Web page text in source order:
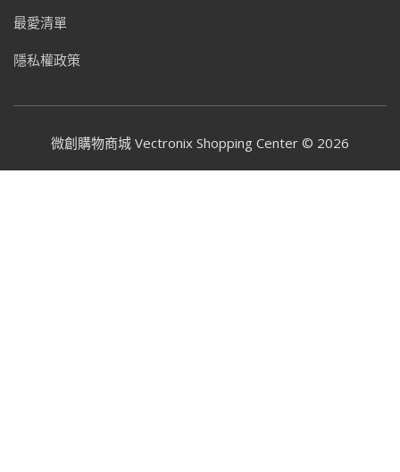
最愛清單
隱私權政策
微創購物商城 Vectronix Shopping Center © 2026